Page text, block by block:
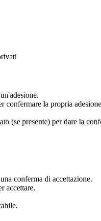
confermare la propria
(se presente) per dare la
conferma di accettazione.
accettare.